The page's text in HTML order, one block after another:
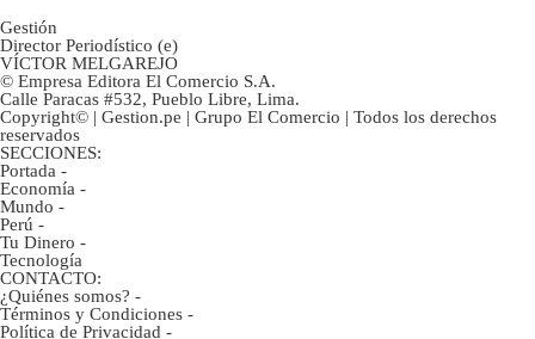
Gestión
Director Periodístico (e)
VÍCTOR MELGAREJO
© Empresa Editora El Comercio S.A.
Calle Paracas #532, Pueblo Libre, Lima.
Copyright© | Gestion.pe | Grupo El Comercio | Todos los derechos
reservados
SECCIONES:
Portada -
Economía -
Mundo -
Perú -
Tu Dinero -
Tecnología
CONTACTO:
¿Quiénes somos? -
Términos y Condiciones -
Política de Privacidad -